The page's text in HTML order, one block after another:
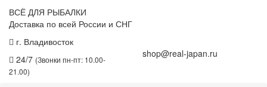
ВСЁ ДЛЯ РЫБАЛКИ
Доставка по всей России и СНГ
г. Владивосток
24/7 (Звонки пн-пт: 10.00-
21.00)
shop@real-japan.ru